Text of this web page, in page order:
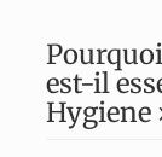
est-il
Hygiene